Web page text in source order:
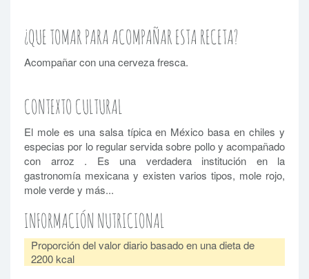
¿QUE TOMAR PARA ACOMPAÑAR ESTA RECETA?
Acompañar con una cerveza fresca.
CONTEXTO CULTURAL
El mole es una salsa típica en México basa en chiles y
especias por lo regular servida sobre pollo y acompañado
con arroz . Es una verdadera institución en la
gastronomía mexicana y existen varios tipos, mole rojo,
mole verde y más...
INFORMACIÓN NUTRICIONAL
Proporción del valor diario basado en una dieta de
2200 kcal